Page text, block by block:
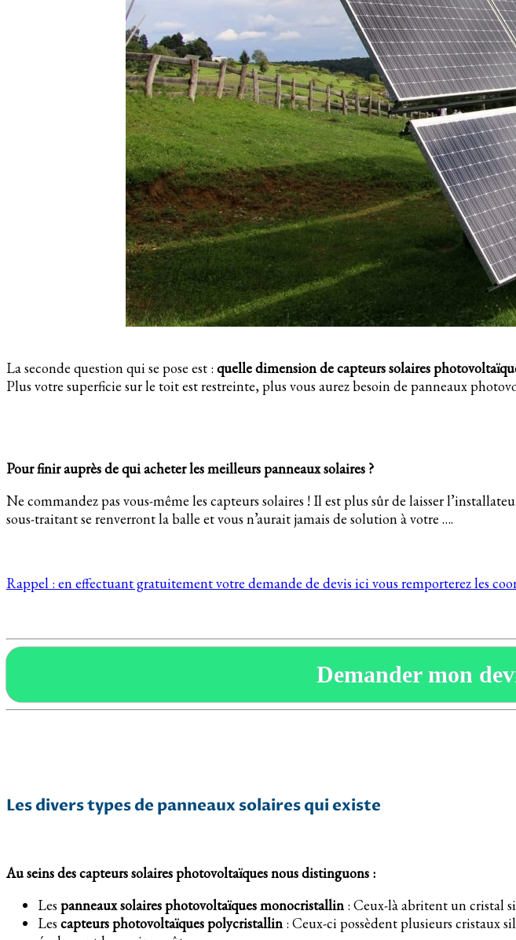
La seconde question qui se pose est : quelle dimension de capteurs solaires
Plus votre superficie sur le toit est restreinte, plus vous aurez besoin de panneaux
Pour finir auprès de qui acheter les meilleurs panneaux solaires ?
Ne commandez pas vous-même les capteurs solaires ! Il est plus sûr de laisser
sous-traitant se renverront la balle et vous n’aurait jamais de solution à votre ….
Rappel : en effectuant gratuitement votre demande de devis ici vous remporterez les
Demander mon
Les divers types de panneaux solaires qui existe
Au seins des capteurs solaires photovoltaïques nous distinguons :
Les panneaux solaires photovoltaïques monocristallin : Ceux-là abritent un cristal
Les capteurs photovoltaïques polycristallin : Ceux-ci possèdent plusieurs cristaux